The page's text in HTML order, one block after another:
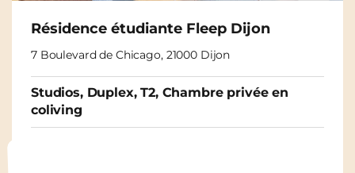
Résidence étudiante Fleep Dijon
7 Boulevard de Chicago, 21000 Dijon
Studios, Duplex, T2, Chambre privée en
coliving